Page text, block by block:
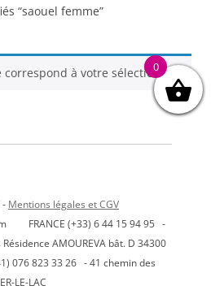
“saouel femme”
à votre sélection.
- Mentions légales et CGV
FRANCE (+33) 6 44 15 94 95 -
AMOUREVA bât. D 34300
076 823 33 26 - 41 chemin des
LE-LAC
0